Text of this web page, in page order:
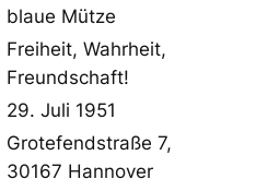
blaue Mütze
Freiheit, Wahrheit,
Freundschaft!
29. Juli 1951
Grotefendstraße 7,
30167 Hannover